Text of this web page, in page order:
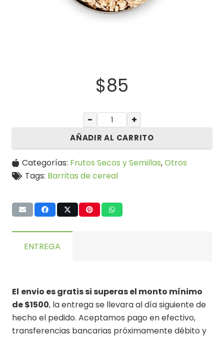
$85
− +
AÑADIR AL CARRITO
Categorías: Frutos Secos y Semillas,Otros
Tags: Barritas de cereal
ENTREGA
El envio es gratis si superas el monto mínimo
de $1500, la entrega se llevara al día siguiente de
hecho el pedido. Aceptamos pago en efectivo,
transferencias bancarias próximamente débito y